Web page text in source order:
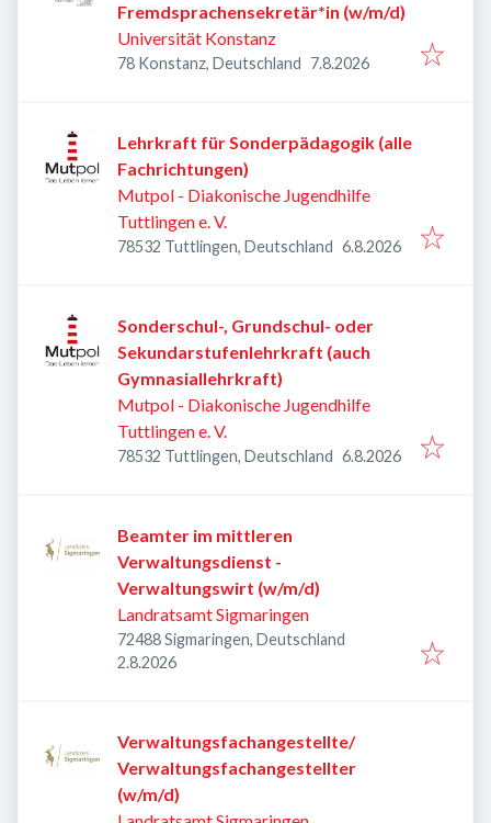
Fremdsprachensekretär*in (w/m/d)
Universität Konstanz
78 Konstanz, Deutschland Veröffentlicht
7.8.2026
Lehrkraft für Sonderpädagogik (alle
Fachrichtungen)
Mutpol - Diakonische Jugendhilfe
Tuttlingen e. V.
78532 Tuttlingen, Deutschland Veröffentlicht
6.8.2026
Sonderschul-, Grundschul- oder
Sekundarstufenlehrkraft (auch
Gymnasiallehrkraft)
Mutpol - Diakonische Jugendhilfe
Tuttlingen e. V.
78532 Tuttlingen, Deutschland Veröffentlicht
6.8.2026
Beamter im mittleren
Verwaltungsdienst -
Verwaltungswirt (w/m/d)
Landratsamt Sigmaringen
72488 Sigmaringen, Deutschland
Veröffentlicht
2.8.2026
Verwaltungsfachangestellte/
Verwaltungsfachangestellter
(w/m/d)